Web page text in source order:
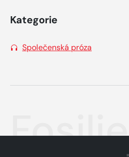
Kategorie
Společenská próza
Fosilie